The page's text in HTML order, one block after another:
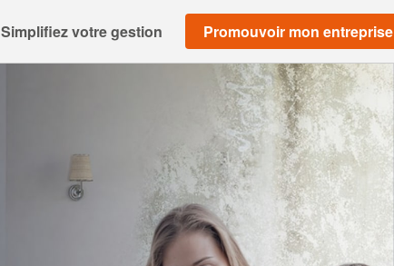
Simplifiez votre gestion Promouvoir mon entreprise